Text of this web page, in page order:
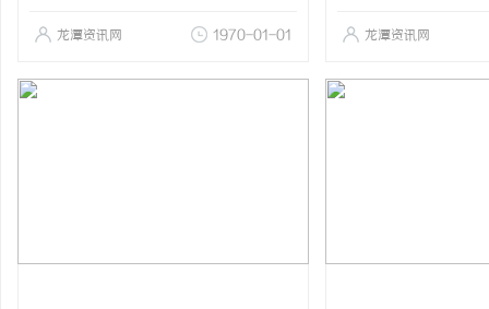
龙潭资讯网 1970-01-01 龙潭资讯网